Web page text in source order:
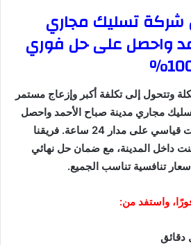
شركة تسليك مجاري
واحصل على حل فوري
وتتحول إلى تكلفة أكبر وإزعاج مستمر
مجاري مدينة صباح الأحمد واحصل
على خدمة فورية خلال وقت قياسي على مدار 24 ساعة. فريقنا
داخل المدينة، مع ضمان حل نهائي
تنافسية تناسب الجميع.
واستفد من:
دقائق